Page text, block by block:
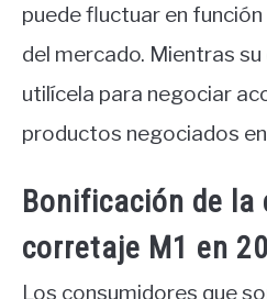
puede fluctuar en
del mercado. Mientras
utilícela para negociar
productos negociados
Bonificación de la
corretaje M1 en
Los consumidores que